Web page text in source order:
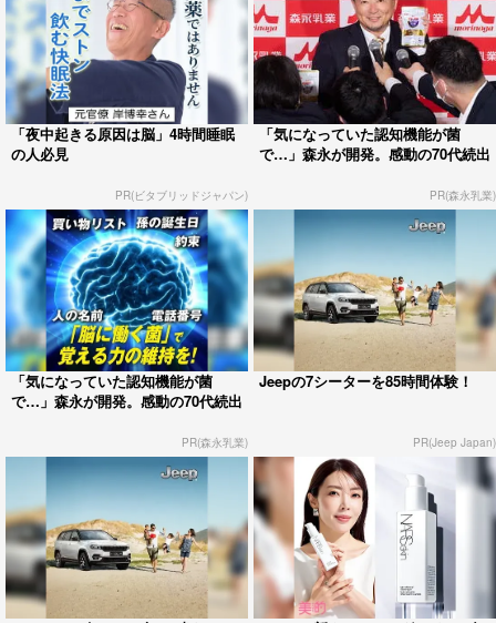
「夜中起きる原因は脳」4時間睡眠
の人必見
PR(ビタブリッドジャパン)
「気になっていた認知機能が菌
で…」森永が開発。感動の70代続出
PR(森永乳業)
「気になっていた認知機能が菌
で…」森永が開発。感動の70代続出
PR(森永乳業)
Jeepの7シーターを85時間体験！
PR(Jeep Japan)